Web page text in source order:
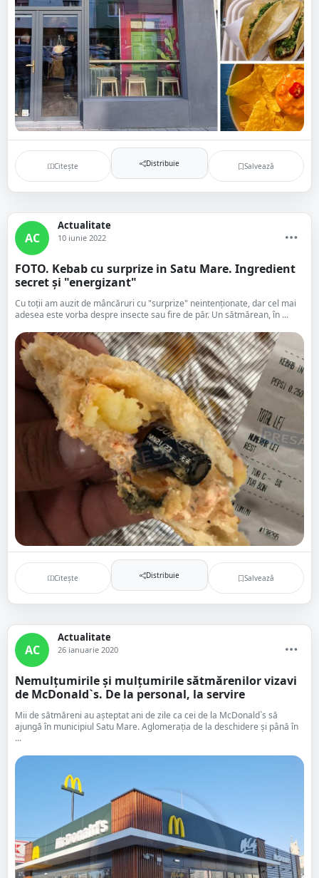
Citește Distribuie Salvează
AC
Actualitate
10 iunie 2022
FOTO. Kebab cu surprize in Satu Mare. Ingredient
secret și "energizant"
Cu toții am auzit de mâncăruri cu "surprize" neintenționate, dar cel mai
adesea este vorba despre insecte sau fire de păr. Un sătmărean, în ...
Citește Distribuie Salvează
AC
Actualitate
26 ianuarie 2020
Nemulțumirile și mulțumirile sătmărenilor vizavi
de McDonald`s. De la personal, la servire
Mii de sătmăreni au așteptat ani de zile ca cei de la McDonald`s să
ajungă în municipiul Satu Mare. Aglomerația de la deschidere și până în
...